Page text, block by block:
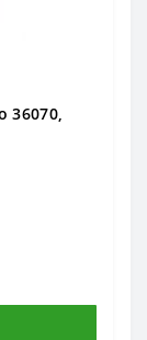
36070,